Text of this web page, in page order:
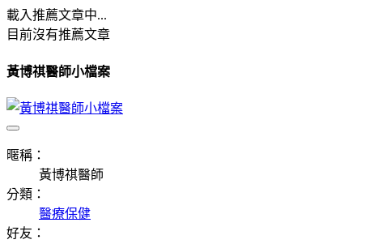
載入推薦文章中...
目前沒有推薦文章
黃博祺醫師小檔案
暱稱：
黃博祺醫師
分類：
醫療保健
好友：